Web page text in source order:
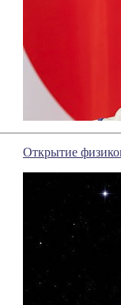
Открытие